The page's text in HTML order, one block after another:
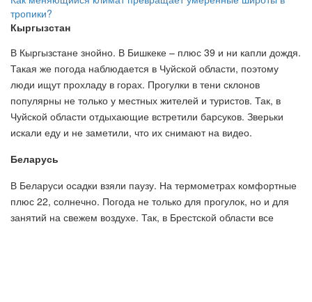
тропики?
Кыргызстан
В Кыргызстане знойно. В Бишкеке – плюс 39 и ни капли дождя.
Такая же погода наблюдается в Чуйской области, поэтому
люди ищут прохладу в горах. Прогулки в тени склонов
популярны не только у местных жителей и туристов. Так, в
Чуйской области отдыхающие встретили барсуков. Зверьки
искали еду и не заметили, что их снимают на видео.
Беларусь
В Беларуси осадки взяли паузу. На термометрах комфортные
плюс 22, солнечно. Погода не только для прогулок, но и для
занятий на свежем воздухе. Так, в Брестской области все